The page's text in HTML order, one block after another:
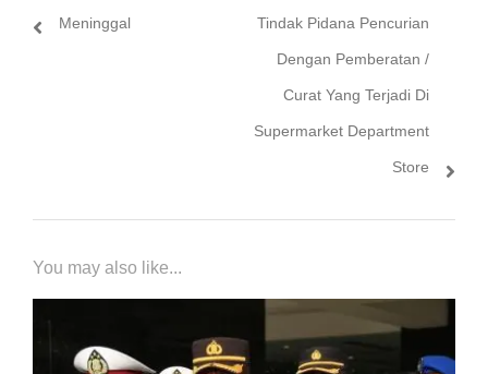
Meninggal Tindak Pidana Pencurian
Dengan Pemberatan /
Curat Yang Terjadi Di
Supermarket Department
Store
You may also like...